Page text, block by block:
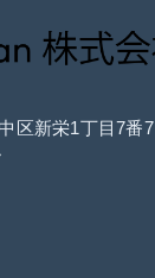
区新栄1丁目7番7